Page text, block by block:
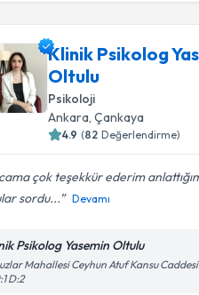
Klinik Psikolog
Oltulu
Psikoloji
Ankara, Çankaya
4.9 (82 Değerlendirme)
çok teşekkür ederim
sordu...
Devamı
Psikolog Yasemin Oltulu
Mahallesi Ceyhun Atuf Kansu
D:2